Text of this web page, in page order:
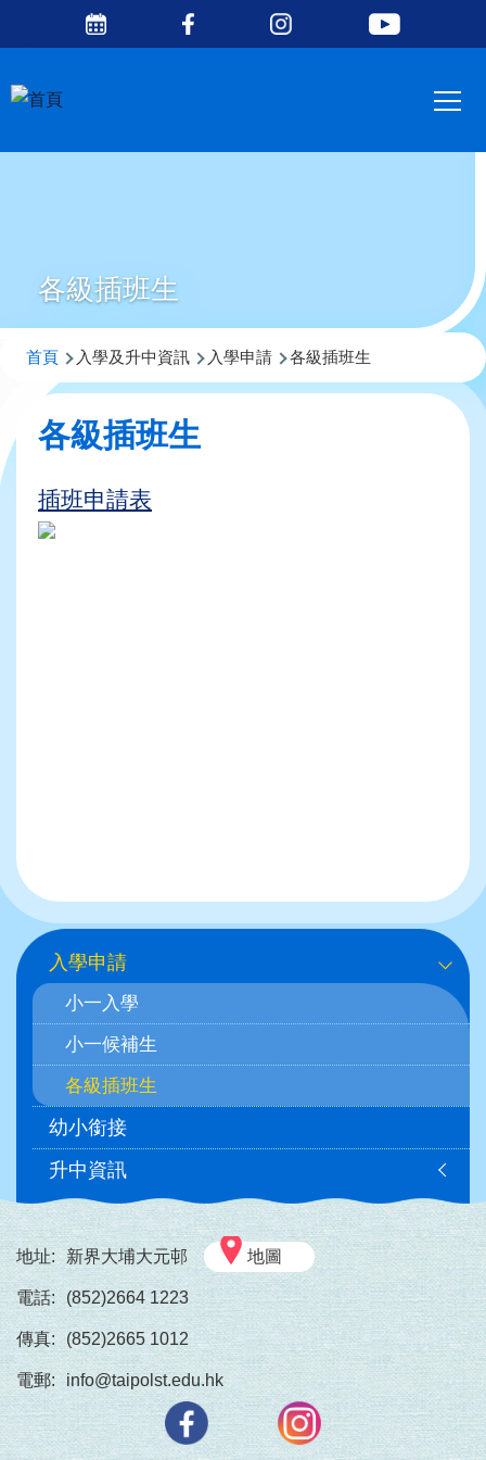
移至主內容
Media
各級插班生
導
連
首頁 入學及升中資訊 入學申請 各級插班生
各級插班生
插班申請表
Main
navigation
入學申請
小一入學
小一候補生
各級插班生
幼小銜接
升中資訊
地址: 新界大埔大元邨 地圖
電話: (852)2664 1223
傳真: (852)2665 1012
電郵: info@taipolst.edu.hk